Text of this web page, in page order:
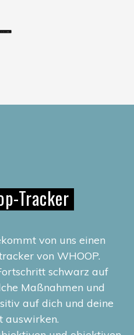
Tracker
von uns einen
von WHOOP.
schwarz auf
Maßnahmen und
auf dich und deine
auswirken.